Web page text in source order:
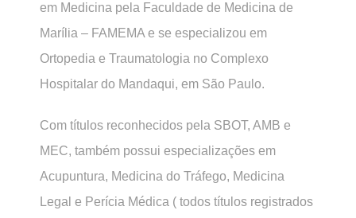
em Medicina pela Faculdade de Medicina de
Marília – FAMEMA e se especializou em
Ortopedia e Traumatologia no Complexo
Hospitalar do Mandaqui, em São Paulo.
Com títulos reconhecidos pela SBOT, AMB e
MEC, também possui especializações em
Acupuntura, Medicina do Tráfego, Medicina
Legal e Perícia Médica ( todos títulos registrados